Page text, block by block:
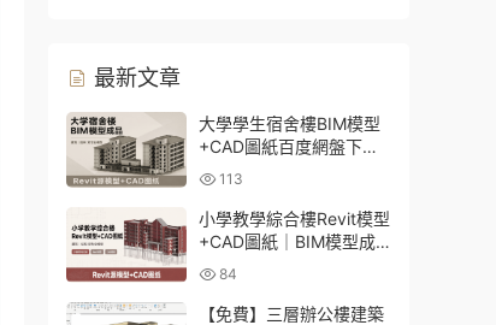
最新文章
大學學生宿舍樓BIM模型
+CAD圖紙百度網盤下載
｜建築結構全套Revit源文
件
113
小學教學綜合樓Revit模型
+CAD圖紙｜BIM模型成
品百度網盤下載
84
【免費】三層辦公樓建築